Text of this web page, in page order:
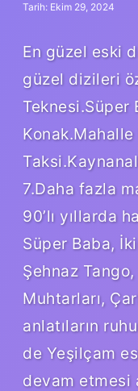
Tarih: Ekim 29, 2024
En güzel eski
güzel dizileri
Teknesi.Süper
7.Daha fazla
90’lı yıllarda
Süper Baba,
Şehnaz
Muhtarları,
anlatıların
de Yeşilçam
devam etmesi